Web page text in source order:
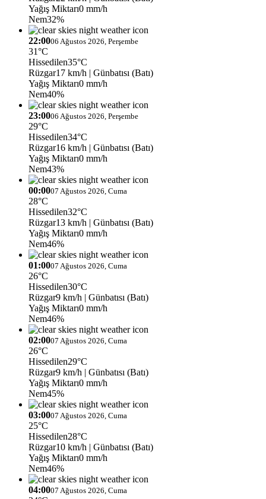
Yağış Miktarı0 mm/h
Nem32%
22:0006 Ağustos 2026, Perşembe
31°C
Hissedilen35°C
Rüzgar17 km/h | Günbatısı (Batı)
Yağış Miktarı0 mm/h
Nem40%
23:0006 Ağustos 2026, Perşembe
29°C
Hissedilen34°C
Rüzgar16 km/h | Günbatısı (Batı)
Yağış Miktarı0 mm/h
Nem43%
00:0007 Ağustos 2026, Cuma
28°C
Hissedilen32°C
Rüzgar13 km/h | Günbatısı (Batı)
Yağış Miktarı0 mm/h
Nem46%
01:0007 Ağustos 2026, Cuma
26°C
Hissedilen30°C
Rüzgar9 km/h | Günbatısı (Batı)
Yağış Miktarı0 mm/h
Nem46%
02:0007 Ağustos 2026, Cuma
26°C
Hissedilen29°C
Rüzgar9 km/h | Günbatısı (Batı)
Yağış Miktarı0 mm/h
Nem45%
03:0007 Ağustos 2026, Cuma
25°C
Hissedilen28°C
Rüzgar10 km/h | Günbatısı (Batı)
Yağış Miktarı0 mm/h
Nem46%
04:0007 Ağustos 2026, Cuma